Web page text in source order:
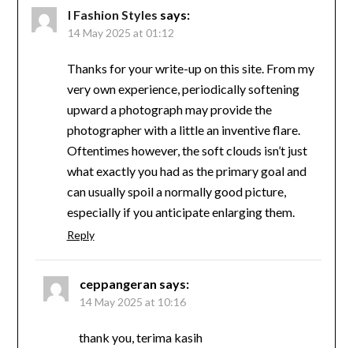
I Fashion Styles says:
14 May 2025 at 01:12
Thanks for your write-up on this site. From my
very own experience, periodically softening
upward a photograph may provide the
photographer with a little an inventive flare.
Oftentimes however, the soft clouds isn’t just
what exactly you had as the primary goal and
can usually spoil a normally good picture,
especially if you anticipate enlarging them.
Reply
ceppangeran says:
14 May 2025 at 10:16
thank you, terima kasih